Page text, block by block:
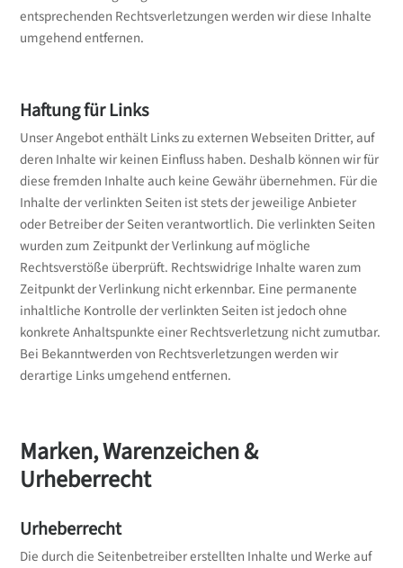
entsprechenden Rechtsverletzungen werden wir diese Inhalte
umgehend entfernen.
Haftung für Links
Unser Angebot enthält Links zu externen Webseiten Dritter, auf
deren Inhalte wir keinen Einfluss haben. Deshalb können wir für
diese fremden Inhalte auch keine Gewähr übernehmen. Für die
Inhalte der verlinkten Seiten ist stets der jeweilige Anbieter
oder Betreiber der Seiten verantwortlich. Die verlinkten Seiten
wurden zum Zeitpunkt der Verlinkung auf mögliche
Rechtsverstöße überprüft. Rechtswidrige Inhalte waren zum
Zeitpunkt der Verlinkung nicht erkennbar. Eine permanente
inhaltliche Kontrolle der verlinkten Seiten ist jedoch ohne
konkrete Anhaltspunkte einer Rechtsverletzung nicht zumutbar.
Bei Bekanntwerden von Rechtsverletzungen werden wir
derartige Links umgehend entfernen.
Marken, Warenzeichen &
Urheberrecht
Urheberrecht
Die durch die Seitenbetreiber erstellten Inhalte und Werke auf